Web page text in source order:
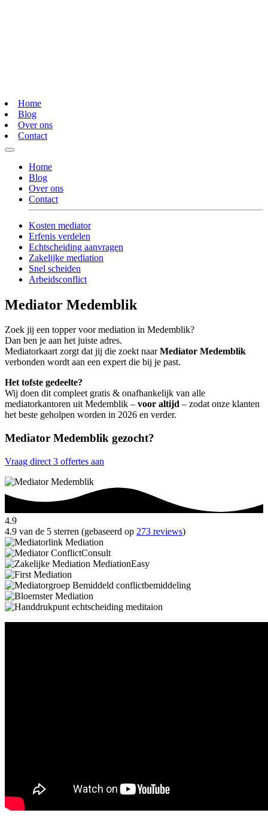
Home
Blog
Over ons
Contact
Home
Blog
Over ons
Contact
Kosten mediator
Erfenis verdelen
Echtscheiding aanvragen
Zakelijke mediation
Snel scheiden
Arbeidsconflict
Mediator Medemblik
Zoek jij een topper voor mediation in Medemblik?
Dan ben je aan het juiste adres.
Mediatorkaart zorgt dat jij die zoekt naarMediator Medemblik
verbonden wordt aan een expert die bij je past.
Het tofste gedeelte?
Wij doen dit compleet gratis & onafhankelijk van alle
mediatorkantoren uit Medemblik – voor altijd – zodat onze klanten
het beste geholpen worden in 2026 en verder.
Mediator Medemblik gezocht?
Vraag direct 3 offertes aan
4.9
4.9 van de 5 sterren (gebaseerd op 273 reviews)